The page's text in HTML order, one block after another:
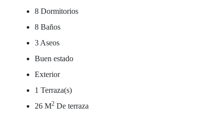
8 Dormitorios
8 Baños
3 Aseos
Buen estado
Exterior
1 Terraza(s)
26 M2 De terraza